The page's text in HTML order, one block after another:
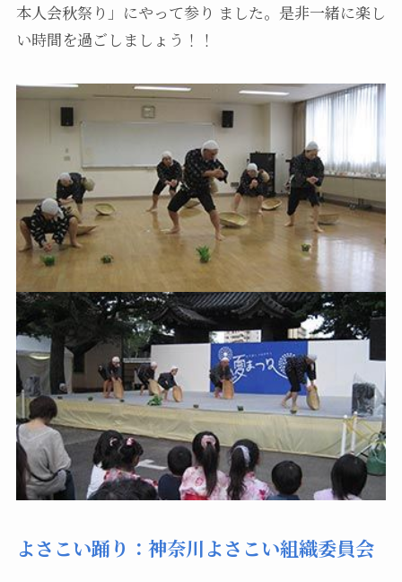
本人会秋祭り」にやって参り ました。是非一緒に楽し
い時間を過ごしましょう！！
よさこい踊り：神奈川よさこい組織委員会